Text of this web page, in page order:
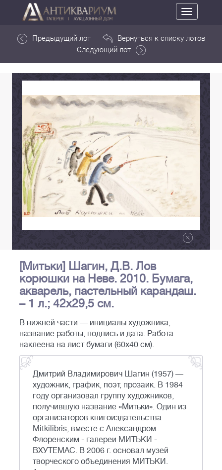
Toggle
navigation
Предыдущий лот
Вернуться к списку лотов
Следующий лот
[Митьки] Шагин, Д.В. Лов
корюшки на Неве. 2010. Бумага,
акварель, пастельный карандаш.
– 1 л.; 42x29,5 см.
В нижней части — инициалы художника,
название работы, подпись и дата. Работа
наклеена на лист бумаги (60x40 см).
Дмитрий Владимирович Шагин (1957) —
художник, график, поэт, прозаик. В 1984
году организовал группу художников,
получившую название «Митьки». Один из
организаторов книгоиздательства
Mitkilibris, вместе с Александром
Флоренским - галереи МИТЬКИ -
ВХУТЕМАС. В 2006 г. основал музей
творческого объединения МИТЬКИ.